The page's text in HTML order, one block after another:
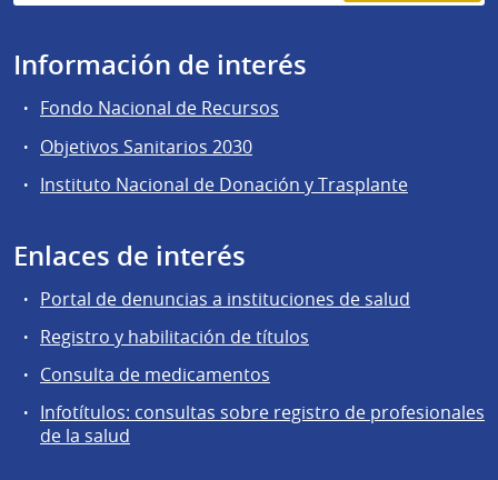
Información de interés
Fondo Nacional de Recursos
Objetivos Sanitarios 2030
Instituto Nacional de Donación y Trasplante
Enlaces de interés
Portal de denuncias a instituciones de salud
Registro y habilitación de títulos
Consulta de medicamentos
Infotítulos: consultas sobre registro de profesionales
de la salud